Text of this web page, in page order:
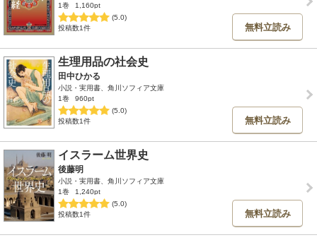
1巻
1,160pt
(5.0)
投稿数1件
無料立読み
生理用品の社会史
田中ひかる
小説・実用書、角川ソフィア文庫
1巻
960pt
(5.0)
投稿数1件
無料立読み
イスラーム世界史
後藤明
小説・実用書、角川ソフィア文庫
1巻
1,240pt
(5.0)
投稿数1件
無料立読み